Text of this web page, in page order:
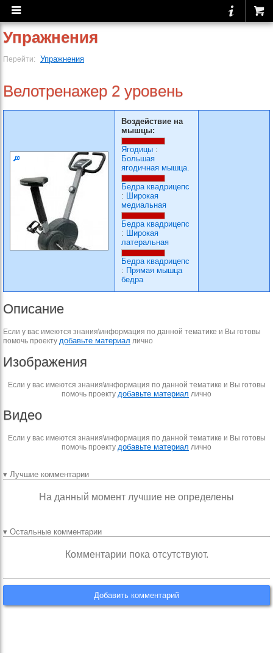
Упражнения
Перейти: Упражнения
Велотренажер 2 уровень
Воздействие на
мышцы:
Ягодицы :
Большая
ягодичная мышца.
Бедра квадрицепс
: Широкая
медиальная
Бедра квадрицепс
: Широкая
латеральная
Бедра квадрицепс
: Прямая мышца
бедра
Описание
Если у вас имеются знания\информация по данной тематике и Вы готовы
помочь проекту добавьте материал лично
Изображения
Если у вас имеются знания\информация по данной тематике и Вы готовы
помочь проекту добавьте материал лично
Видео
Если у вас имеются знания\информация по данной тематике и Вы готовы
помочь проекту добавьте материал лично
▾ Лучшие комментарии
На данный момент лучшие не определены
▾ Остальные комментарии
Комментарии пока отсутствуют.
Добавить комментарий